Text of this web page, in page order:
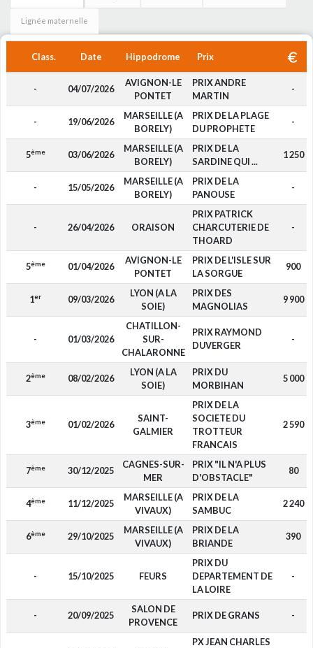
Lignée maternelle
Class. Date Hippodrome Prix
- 04/07/2026
AVIGNON-LE
PONTET
PRIX ANDRE
MARTIN
-
- 19/06/2026
MARSEILLE (A
BORELY)
PRIX DE LA PLAGE
DU PROPHETE
-
5ème 03/06/2026
MARSEILLE (A
BORELY)
PRIX DE LA
SARDINE QUI ...
1 250
- 15/05/2026
MARSEILLE (A
BORELY)
PRIX DE LA
PANOUSE
-
- 26/04/2026 ORAISON
PRIX PATRICK
CHARCUTERIE DE
THOARD
-
5ème 01/04/2026
AVIGNON-LE
PONTET
PRIX DE L'ISLE SUR
LA SORGUE
900
1er 09/03/2026
LYON (A LA
SOIE)
PRIX DES
MAGNOLIAS
9 900
- 01/03/2026
CHATILLON-
SUR-
CHALARONNE
PRIX RAYMOND
DUVERGER
-
2ème 08/02/2026
LYON (A LA
SOIE)
PRIX DU
MORBIHAN
5 000
3ème 01/02/2026
SAINT-
GALMIER
PRIX DE LA
SOCIETE DU
TROTTEUR
FRANCAIS
2 590
7ème 30/12/2025
CAGNES-SUR-
MER
PRIX "IL N'A PLUS
D'OBSTACLE"
80
4ème 11/12/2025
MARSEILLE (A
VIVAUX)
PRIX DE LA
SAMBUC
2 240
6ème 29/10/2025
MARSEILLE (A
VIVAUX)
PRIX DE LA
BRIANDE
390
- 15/10/2025 FEURS
PRIX DU
DEPARTEMENT DE
LA LOIRE
-
- 20/09/2025
SALON DE
PROVENCE
PRIX DE GRANS -
PX JEAN CHARLES